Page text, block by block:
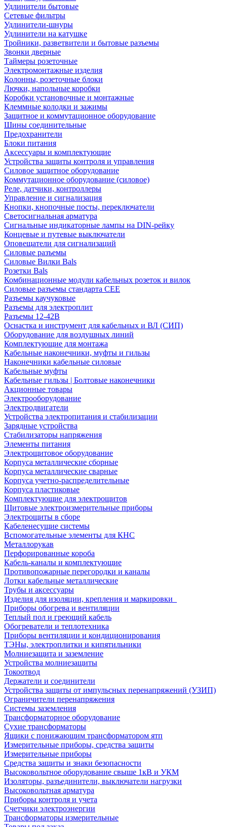
Удлинители бытовые
Сетевые фильтры
Удлинители-шнуры
Удлинители на катушке
Тройники, разветвители и бытовые разъемы
Звонки дверные
Таймеры розеточные
Электромонтажные изделия
Колонны, розеточные блоки
Лючки, напольные коробки
Коробки установочные и монтажные
Клеммные колодки и зажимы
Защитное и коммутационное оборудование
Шины соединительные
Предохранители
Блоки питания
Аксессуары и комплектующие
Устройства защиты контроля и управления
Силовое защитное оборудование
Коммутационное оборудование (силовое)
Реле, датчики, контроллеры
Управление и сигнализация
Кнопки, кнопочные посты, переключатели
Светосигнальная арматура
Сигнальные индикаторные лампы на DIN-рейку
Концевые и путевые выключатели
Оповещатели для сигнализаций
Силовые разъемы
Силовые Вилки Bals
Розетки Bals
Комбинационные модули кабельных розеток и вилок
Силовые разъемы стандарта CEE
Разъемы каучуковые
Разъемы для электроплит
Разъемы 12-42В
Оснастка и инструмент для кабельных и ВЛ (СИП)
Оборудование для воздушных линий
Комплектующие для монтажа
Кабельные наконечники, муфты и гильзы
Наконечники кабельные силовые
Кабельные муфты
Кабельные гильзы | Болтовые наконечники
Акционные товары
Электрооборудование
Электродвигатели
Устройства электропитания и стабилизации
Зарядные устройства
Стабилизаторы напряжения
Элементы питания
Электрощитовое оборудование
Корпуса металлические сборные
Корпуса металлические сварные
Корпуса учетно-распределительные
Корпуса пластиковые
Комплектующие для электрощитов
Щитовые электроизмерительные приборы
Электрощиты в сборе
Кабеленесущие системы
Вспомогательные элементы для КНС
Металлорукав
Перфорированные короба
Кабель-каналы и комплектующие
Противопожарные перегородки и каналы
Лотки кабельные металлические
Трубы и аксессуары
Изделия для изоляции, крепления и маркировки
Приборы обогрева и вентиляции
Теплый пол и греющий кабель
Обогреватели и теплотехника
Приборы вентиляции и кондиционирования
ТЭНы, электроплитки и кипятильники
Молниезащита и заземление
Устройства молниезащиты
Токоотвод
Держатели и соединители
Устройства защиты от импульсных перенапряжений (УЗИП)
Ограничители перенапряжения
Системы заземления
Трансформаторное оборудование
Сухие трансформаторы
Ящики с понижающим трансформатором ятп
Измерительные приборы, средства защиты
Измерительные приборы
Средства защиты и знаки безопасности
Высоковольтное оборудование свыше 1кВ и УКМ
Изоляторы, разъединители, выключатели нагрузки
Высоковольтная арматура
Приборы контроля и учета
Счетчики электроэнергии
Трансформаторы измерительные